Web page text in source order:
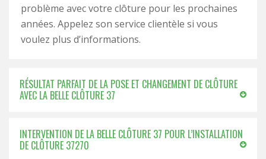
problème avec votre clôture pour les prochaines
années. Appelez son service clientèle si vous
voulez plus d’informations.
RÉSULTAT PARFAIT DE LA POSE ET CHANGEMENT DE CLÔTURE
AVEC LA BELLE CLÔTURE 37
INTERVENTION DE LA BELLE CLÔTURE 37 POUR L’INSTALLATION
DE CLÔTURE 37270